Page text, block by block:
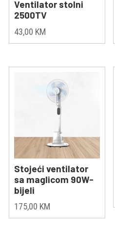
Ventilator stolni
2500TV
43,00 KM
Stojeći ventilator
sa maglicom 90W-
bijeli
175,00 KM